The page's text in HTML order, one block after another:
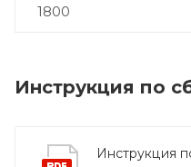
1800
Инструкция по
Инструкция